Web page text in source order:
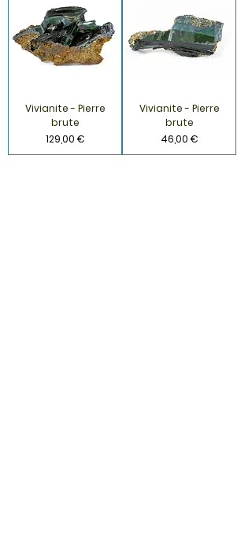
Vivianite - Pierre
brute
Prix
129,00 €
Vivianite - Pierre
brute
Prix
46,00 €